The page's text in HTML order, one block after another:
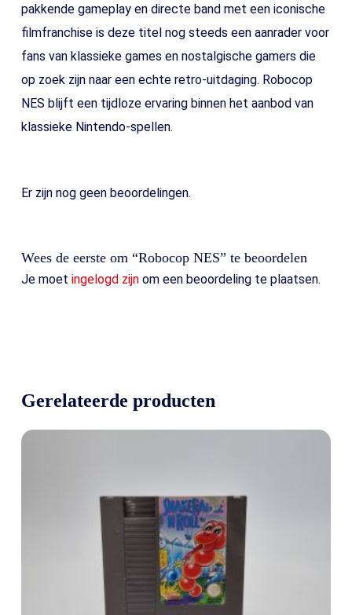
pakkende gameplay en directe band met een iconische
filmfranchise is deze titel nog steeds een aanrader voor
fans van klassieke games en nostalgische gamers die
op zoek zijn naar een echte retro-uitdaging. Robocop
NES blijft een tijdloze ervaring binnen het aanbod van
klassieke Nintendo-spellen.
Er zijn nog geen beoordelingen.
Wees de eerste om “Robocop NES” te beoordelen
Je moet ingelogd zijnom een beoordeling te plaatsen.
Gerelateerde producten